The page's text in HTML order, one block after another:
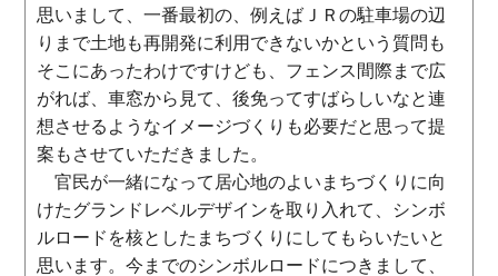
思いまして、一番最初の、例えばＪＲの駐車場の辺
りまで土地も再開発に利用できないかという質問も
そこにあったわけですけども、フェンス間際まで広
がれば、車窓から見て、後免ってすばらしいなと連
想させるようなイメージづくりも必要だと思って提
案もさせていただきました。
官民が一緒になって居心地のよいまちづくりに向
けたグランドレベルデザインを取り入れて、シンボ
ルロードを核としたまちづくりにしてもらいたいと
思います。今までのシンボルロードにつきまして、